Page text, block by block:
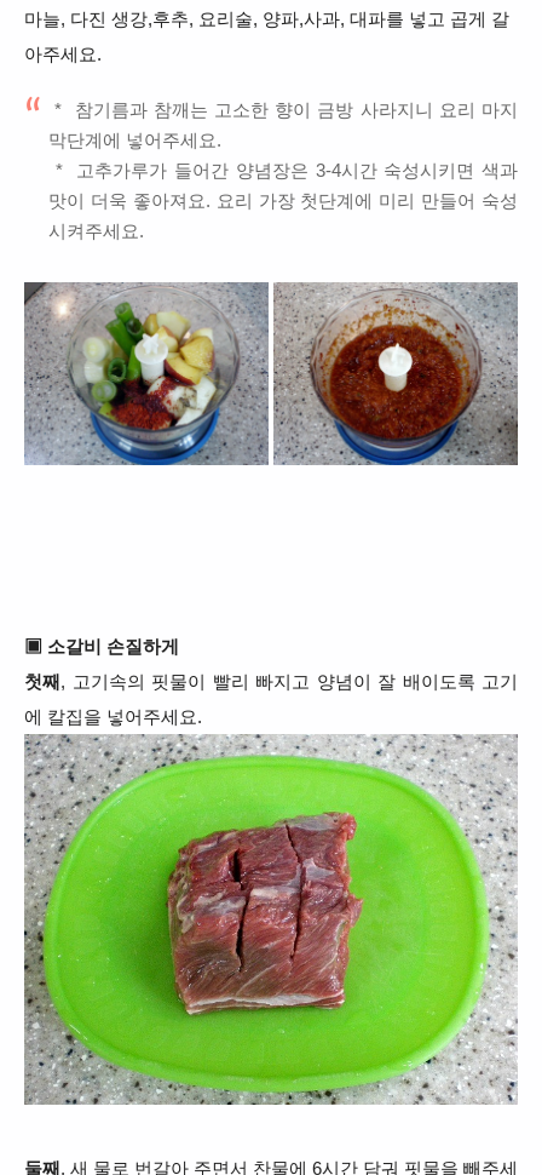
마늘, 다진 생강,후추, 요리술, 양파,사과, 대파를 넣고 곱게 갈
아주세요.
* 참기름과 참깨는 고소한 향이 금방 사라지니 요리 마지
막단계에 넣어주세요.
* 고추가루가 들어간 양념장은 3-4시간 숙성시키면 색과
맛이 더욱 좋아져요. 요리 가장 첫단계에 미리 만들어 숙성
시켜주세요.
▣ 소갈비 손질하게
첫째 , 고기속의 핏물이 빨리 빠지고 양념이 잘 배이도록 고기
에 칼집을 넣어주세요.
둘째 , 새 물로 번갈아 주면서 찬물에 6시간 담궈 핏물을 빼주세